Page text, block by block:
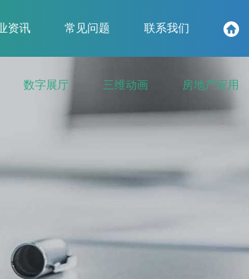
资讯 常见问题 联系我们
数字展厅 三维动画 房地产应用